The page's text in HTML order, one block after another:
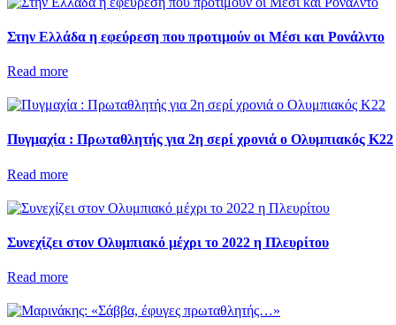
Στην Ελλάδα η εφεύρεση που προτιμούν οι Μέσι και Ρονάλντο
Read more
Πυγμαχία : Πρωταθλητής για 2η σερί χρονιά ο Ολυμπιακός Κ22
Read more
Συνεχίζει στον Ολυμπιακό μέχρι το 2022 η Πλευρίτου
Read more